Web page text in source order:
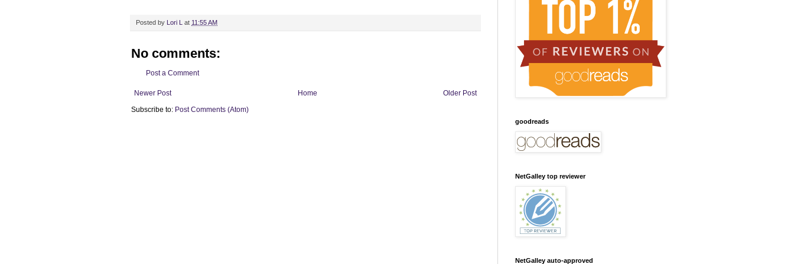
Posted by Lori L at 11:55 AM
No comments:
Post a Comment
Newer Post Older Post
Home
Subscribe to: Post Comments (Atom)
goodreads
NetGalley top reviewer
NetGalley auto-approved